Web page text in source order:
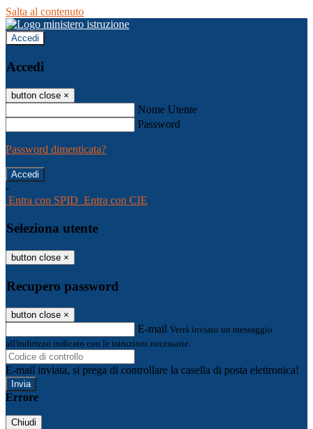
Salta al contenuto
Accedi
Accedi
button close ×
Nome Utente
Password
Password dimenticata?
-
Entra con SPID Entra con CIE
Seleziona utente
button close ×
Recupero password
button close ×
E-mail Verrà inviato un messaggio
all'indirizzo indicato con le istruzioni necessarie.
E-mail inviata, si prega di controllare la casella di posta elettronica!
Errore
Chiudi